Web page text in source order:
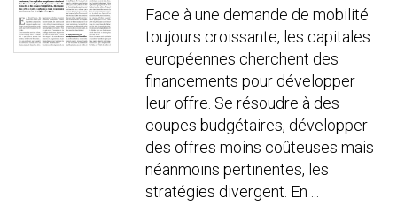
Face à une demande de mobilité
toujours croissante, les capitales
européennes cherchent des
financements pour développer
leur offre. Se résoudre à des
coupes budgétaires, développer
des offres moins coûteuses mais
néanmoins pertinentes, les
stratégies divergent. En ...